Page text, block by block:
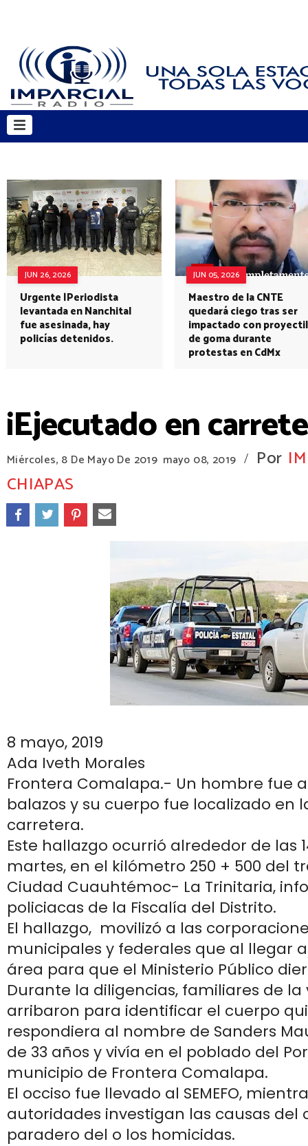
JUN 26, 2026
Urgente |Periodista
levantada en Nanchital
fue asesinada, hay
policías detenidos.
JUN 05, 2026
Maestro de la CNTE
quedará ciego tras ser
impactado con proyectil
de goma durante
protestas en CdMx
¡Ejecutado en
Miércoles, 8 De Mayo De 2019 mayo 08, 2019 / Por
CHIAPAS
8 mayo, 2019
Ada Iveth Morales
Frontera Comalapa.- Un hombre fue
balazos y su cuerpo fue localizado en
carretera.
Este hallazgo ocurrió alrededor de las
martes, en el kilómetro 250 + 500 del
Ciudad Cuauhtémoc- La Trinitaria,
policiacas de la Fiscalía del Distrito.
El hallazgo, movilizó a las
municipales y federales que al llegar
área para que el Ministerio Público
Durante la diligencias, familiares de
arribaron para identificar el cuerpo
respondiera al nombre de Sanders
de 33 años y vivía en el poblado del
municipio de Frontera Comalapa.
El occiso fue llevado al SEMEFO,
autoridades investigan las causas del
paradero del o los homicidas.